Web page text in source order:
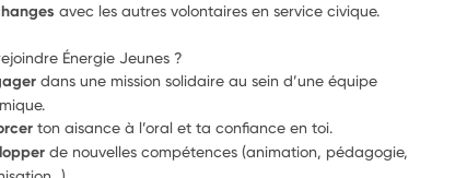
avec les autres volontaires en service civique.
Énergie Jeunes ?
dans une mission solidaire au sein d’une équipe
ton aisance à l’oral et ta confiance en toi.
de nouvelles compétences (animation, pédagogie,